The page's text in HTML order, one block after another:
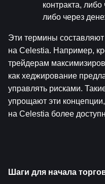
контракта,
либо через
Эти термины
на Celestia. Например,
трейдерам
как хеджирование
управлять рисками.
упрощают эти
на Celestia более
Шаги для начала